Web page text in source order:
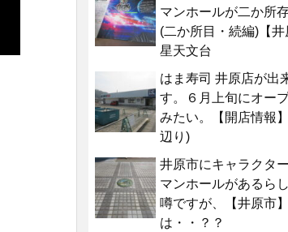
マンホールが二か所
(二か所目・続編)【井
星天文台
はま寿司 井原店が出
す。６月上旬にオー
みたい。【開店情報
辺り)
井原市にキャラクタ
マンホールがあるら
噂ですが、【井原市
は・・？？